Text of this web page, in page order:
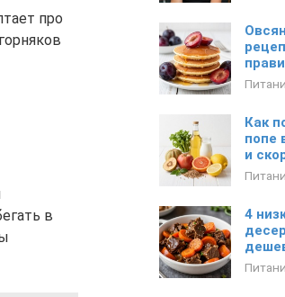
про
в
Как
попе
и
4